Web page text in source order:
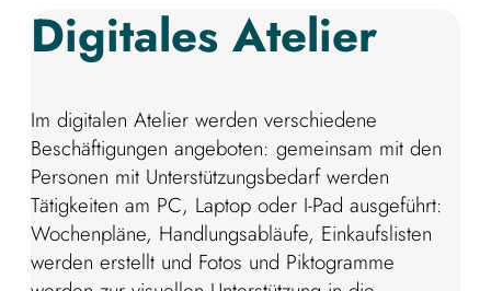
Digitales Atelier
Im digitalen Atelier werden verschiedene
Beschäftigungen angeboten: gemeinsam mit den
Personen mit Unterstützungsbedarf werden
Tätigkeiten am PC, Laptop oder I-Pad ausgeführt:
Wochenpläne, Handlungsabläufe, Einkaufslisten
werden erstellt und Fotos und Piktogramme